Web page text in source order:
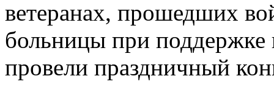
ветеранах, прошедших
больницы при
провели праздничный